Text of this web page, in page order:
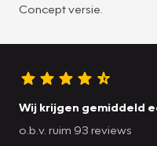
Concept versie.
Wij krijgen gemiddeld
o.b.v. ruim 93 reviews